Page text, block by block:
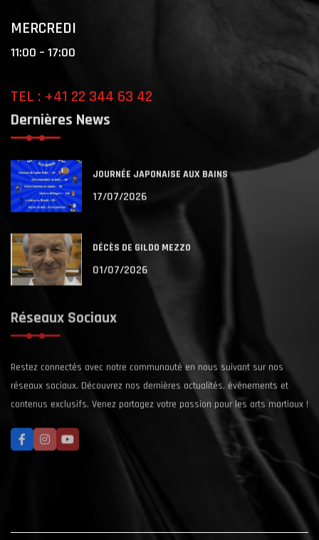
MERCREDI
11:00 – 17:00
TEL : +41 22 344 63 42
Dernières News
JOURNÉE JAPONAISE AUX BAINS
17/07/2026
DÉCÈS DE GILDO MEZZO
01/07/2026
Réseaux Sociaux
Restez connectés avec notre communauté en nous suivant sur nos
réseaux sociaux. Découvrez nos dernières actualités, événements et
contenus exclusifs. Venez partagez votre passion pour les arts martiaux !